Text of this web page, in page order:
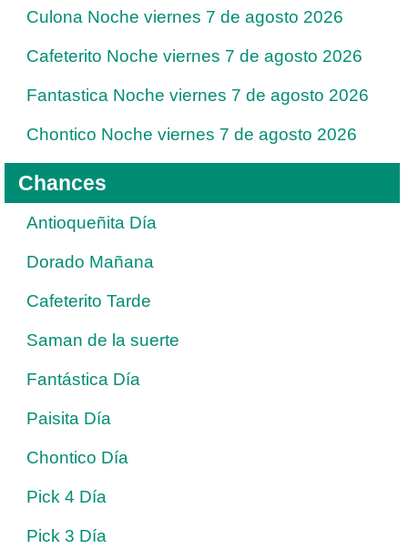
Culona Noche viernes 7 de agosto 2026
Cafeterito Noche viernes 7 de agosto 2026
Fantastica Noche viernes 7 de agosto 2026
Chontico Noche viernes 7 de agosto 2026
Chances
Antioqueñita Día
Dorado Mañana
Cafeterito Tarde
Saman de la suerte
Fantástica Día
Paisita Día
Chontico Día
Pick 4 Día
Pick 3 Día